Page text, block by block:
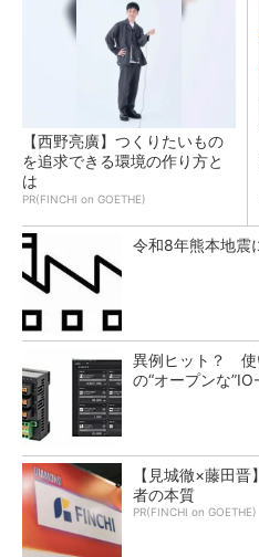
【西野亮廣】つくりたいもの
を追求できる環境の作り方と
は
PR(FINCHI on GOETHE)
令和8年熊本地震
異例ヒット？ 使
の“オープンな
【見城徹×藤田
者の本質
PR(FINCHI on GOETHE)